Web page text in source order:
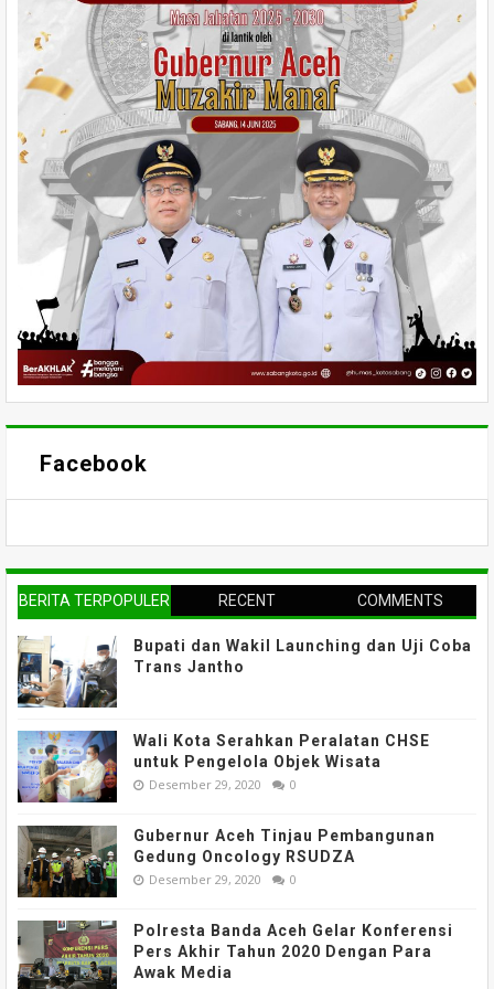
Facebook
BERITA TERPOPULER RECENT COMMENTS
Bupati dan Wakil Launching dan Uji Coba
Trans Jantho
Wali Kota Serahkan Peralatan CHSE
untuk Pengelola Objek Wisata
Desember 29, 2020 0
Gubernur Aceh Tinjau Pembangunan
Gedung Oncology RSUDZA
Desember 29, 2020 0
Polresta Banda Aceh Gelar Konferensi
Pers Akhir Tahun 2020 Dengan Para
Awak Media